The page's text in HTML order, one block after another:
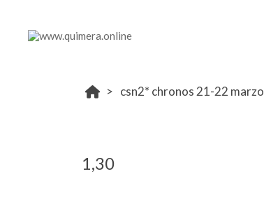
csn2* chronos 21-22 marzo
1,30